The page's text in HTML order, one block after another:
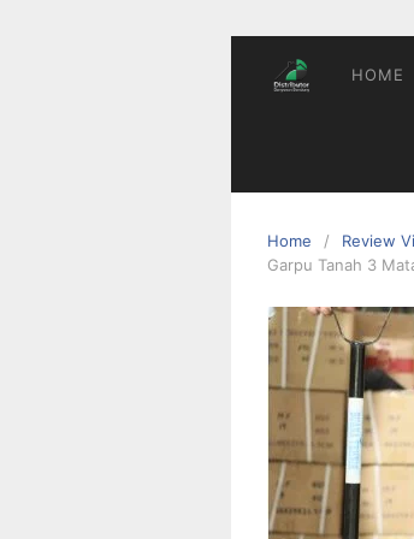
HOME
Home Review
Garpu Tanah 3